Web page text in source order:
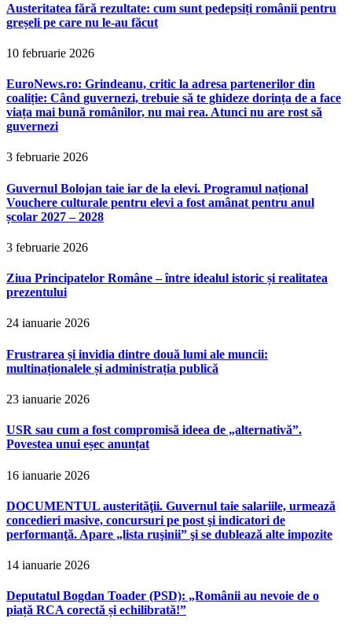
Austeritatea fără rezultate: cum sunt pedepsiți românii pentru
greșeli pe care nu le-au făcut
10 februarie 2026
EuroNews.ro: Grindeanu, critic la adresa partenerilor din
coaliție: Când guvernezi, trebuie să te ghideze dorința de a face
viața mai bună românilor, nu mai rea. Atunci nu are rost să
guvernezi
3 februarie 2026
Guvernul Bolojan taie iar de la elevi. Programul național
Vouchere culturale pentru elevi a fost amânat pentru anul
școlar 2027 – 2028
3 februarie 2026
Ziua Principatelor Române – între idealul istoric și realitatea
prezentului
24 ianuarie 2026
Frustrarea și invidia dintre două lumi ale muncii:
multinaționalele și administrația publică
23 ianuarie 2026
USR sau cum a fost compromisă ideea de „alternativă”.
Povestea unui eșec anunțat
16 ianuarie 2026
DOCUMENTUL austerităţii. Guvernul taie salariile, urmează
concedieri masive, concursuri pe post şi indicatori de
performanţă. Apare „lista ruşinii” şi se dublează alte impozite
14 ianuarie 2026
Deputatul Bogdan Toader (PSD): „Românii au nevoie de o
piață RCA corectă și echilibrată!”